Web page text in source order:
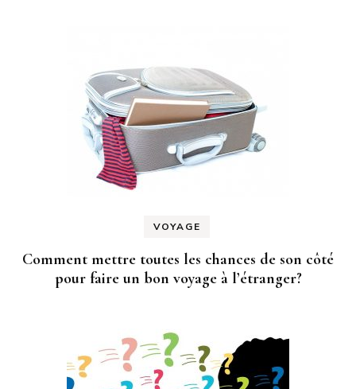
VOYAGE
Comment mettre toutes les chances de son côté
pour faire un bon voyage à l’étranger?